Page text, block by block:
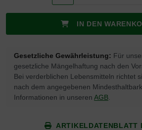
IN DEN
Gesetzliche Gewährleistung: Für
gesetzliche Mängelhaftung nach den
Bei verderblichen Lebensmitteln richtet
nach dem angegebenen
Informationen in unseren AGB
ARTIKELDATENBLATT